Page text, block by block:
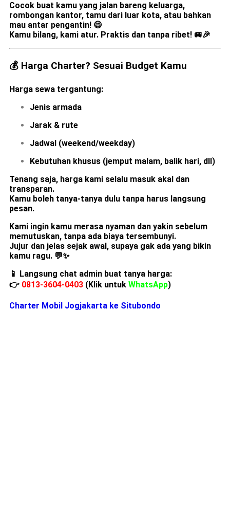
Cocok buat kamu yang jalan bareng keluarga,
rombongan kantor, tamu dari luar kota, atau bahkan
mau antar pengantin! 😄
Kamu bilang, kami atur. Praktis dan tanpa ribet! 🚐🎉
💰 Harga Charter? Sesuai Budget Kamu
Harga sewa tergantung:
Jenis armada
Jarak & rute
Jadwal (weekend/weekday)
Kebutuhan khusus (jemput malam, balik hari, dll)
Tenang saja, harga kami selalu masuk akal dan
transparan.
Kamu boleh tanya-tanya dulu tanpa harus langsung
pesan.
Kami ingin kamu merasa nyaman dan yakin sebelum
memutuskan, tanpa ada biaya tersembunyi.
Jujur dan jelas sejak awal, supaya gak ada yang bikin
kamu ragu. 💬✨
📱 Langsung chat admin buat tanya harga:
👉 0813-3604-0403 (Klik untuk WhatsApp)
Charter Mobil Jogjakarta ke Situbondo